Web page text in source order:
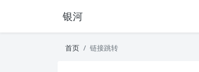
银河
首页 链接跳转